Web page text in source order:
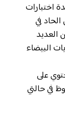
اختبارات
في
العديد
البيضاء
على
في حالتي